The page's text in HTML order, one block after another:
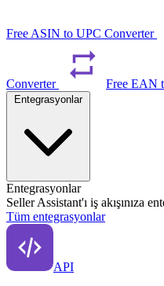
Free ASIN to UPC Converter
Converter Free EAN
Entegrasyonlar
Entegrasyonlar
Seller Assistant'ı iş akışınıza
Tüm entegrasyonlar
API